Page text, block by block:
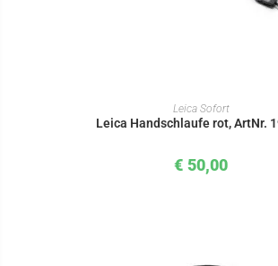
IN DEN WARENKORB
Leica Sofort
Leica Handschlaufe rot, ArtNr.
€ 50,00